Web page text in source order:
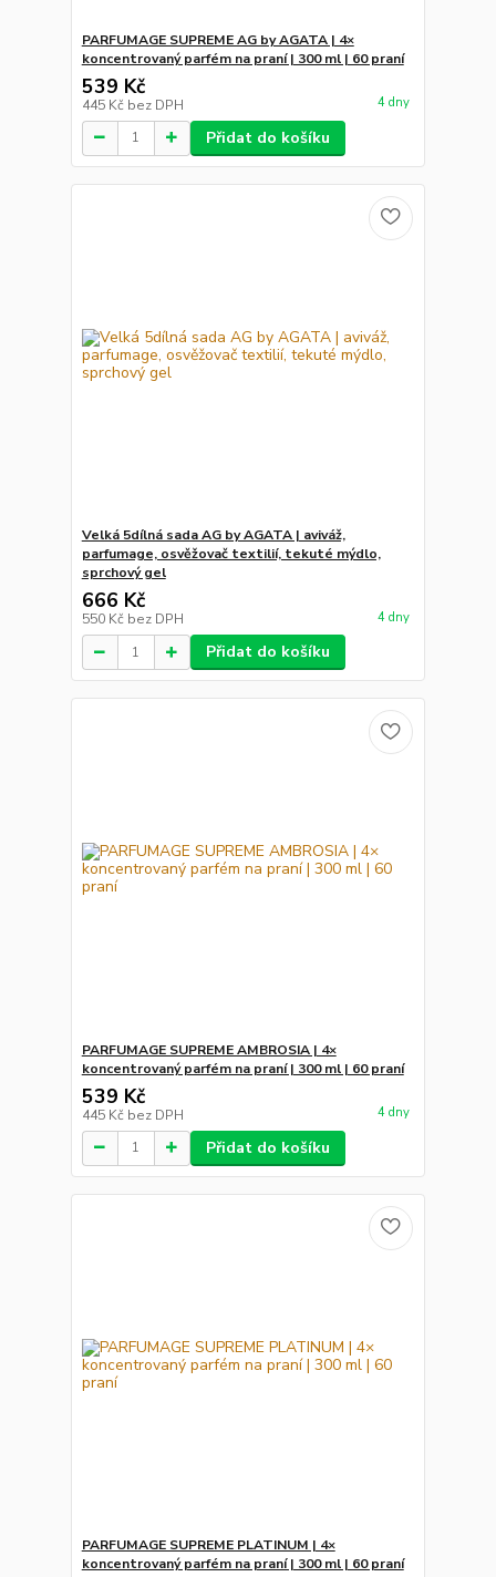
PARFUMAGE SUPREME AG by AGATA | 4×
koncentrovaný parfém na praní | 300 ml | 60 praní
539 Kč
445 Kč bez DPH 4 dny
Přidat do košíku
Velká 5dílná sada AG by AGATA | aviváž,
parfumage, osvěžovač textilií, tekuté mýdlo,
sprchový gel
666 Kč
550 Kč bez DPH 4 dny
Přidat do košíku
PARFUMAGE SUPREME AMBROSIA | 4×
koncentrovaný parfém na praní | 300 ml | 60 praní
539 Kč
445 Kč bez DPH 4 dny
Přidat do košíku
PARFUMAGE SUPREME PLATINUM | 4×
koncentrovaný parfém na praní | 300 ml | 60 praní